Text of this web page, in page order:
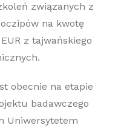
związanych z
na kwotę
z tajwańskiego
obecnie na etapie
badawczego
Uniwersytetem